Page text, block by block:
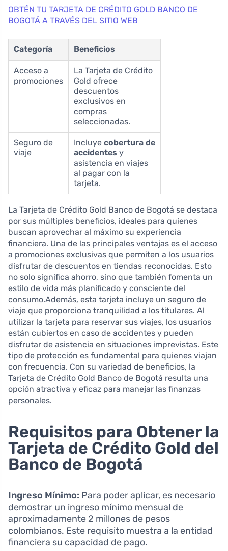
OBTÉN TU TARJETA DE CRÉDITO GOLD BANCO DE
BOGOTÁ A TRAVÉS DEL SITIO WEB
Categoría Beneficios
Acceso a
promociones
La Tarjeta de Crédito
Gold ofrece
descuentos
exclusivos en
compras
seleccionadas.
Seguro de
viaje
Incluye cobertura de
accidentes y
asistencia en viajes
al pagar con la
tarjeta.
La Tarjeta de Crédito Gold Banco de Bogotá se destaca
por sus múltiples beneficios, ideales para quienes
buscan aprovechar al máximo su experiencia
financiera. Una de las principales ventajas es el acceso
a promociones exclusivas que permiten a los usuarios
disfrutar de descuentos en tiendas reconocidas. Esto
no solo significa ahorro, sino que también fomenta un
estilo de vida más planificado y consciente del
consumo.Además, esta tarjeta incluye un seguro de
viaje que proporciona tranquilidad a los titulares. Al
utilizar la tarjeta para reservar sus viajes, los usuarios
están cubiertos en caso de accidentes y pueden
disfrutar de asistencia en situaciones imprevistas. Este
tipo de protección es fundamental para quienes viajan
con frecuencia. Con su variedad de beneficios, la
Tarjeta de Crédito Gold Banco de Bogotá resulta una
opción atractiva y eficaz para manejar las finanzas
personales.
Requisitos para Obtener la
Tarjeta de Crédito Gold del
Banco de Bogotá
Ingreso Mínimo: Para poder aplicar, es necesario
demostrar un ingreso mínimo mensual de
aproximadamente 2 millones de pesos
colombianos. Este requisito muestra a la entidad
financiera su capacidad de pago.